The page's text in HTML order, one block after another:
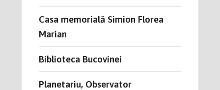
Casa memorială Simion Florea
Marian
Biblioteca Bucovinei
Planetariu, Observator